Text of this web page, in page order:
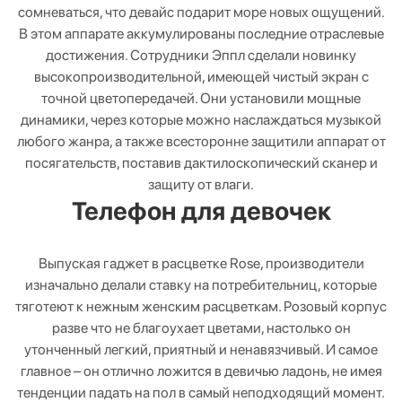
сомневаться, что девайс подарит море новых ощущений.
В этом аппарате аккумулированы последние отраслевые
достижения. Сотрудники Эппл сделали новинку
высокопроизводительной, имеющей чистый экран с
точной цветопередачей. Они установили мощные
динамики, через которые можно наслаждаться музыкой
любого жанра, а также всесторонне защитили аппарат от
посягательств, поставив дактилоскопический сканер и
защиту от влаги.
Телефон для девочек
Выпуская гаджет в расцветке Rose, производители
изначально делали ставку на потребительниц, которые
тяготеют к нежным женским расцветкам. Розовый корпус
разве что не благоухает цветами, настолько он
утонченный легкий, приятный и ненавязчивый. И самое
главное – он отлично ложится в девичью ладонь, не имея
тенденции падать на пол в самый неподходящий момент.